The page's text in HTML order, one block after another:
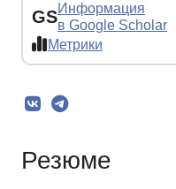
GSИнформация
в Google Scholar
Метрики
Резюме